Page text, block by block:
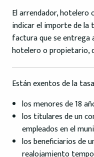
El arrendador,
indicar el importe de la
factura que se entrega
hotelero o propietario,
Están exentos de la
los menores de 18
los titulares de un
empleados en el
los beneficiarios de
realojamiento